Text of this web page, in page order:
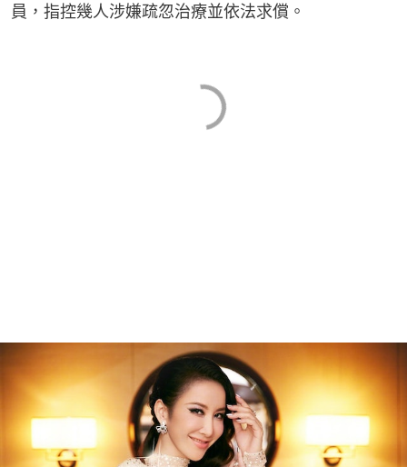
員，指控幾人涉嫌疏忽治療並依法求償。